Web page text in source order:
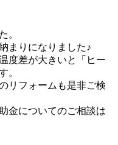
。
まりになりました♪
度差が大きいと「ヒー
。
リフォームも是非ご検
金についてのご相談は